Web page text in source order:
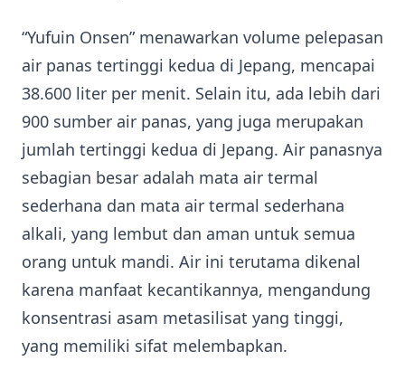
“Yufuin Onsen” menawarkan volume pelepasan
air panas tertinggi kedua di Jepang, mencapai
38.600 liter per menit. Selain itu, ada lebih dari
900 sumber air panas, yang juga merupakan
jumlah tertinggi kedua di Jepang. Air panasnya
sebagian besar adalah mata air termal
sederhana dan mata air termal sederhana
alkali, yang lembut dan aman untuk semua
orang untuk mandi. Air ini terutama dikenal
karena manfaat kecantikannya, mengandung
konsentrasi asam metasilisat yang tinggi,
yang memiliki sifat melembapkan.